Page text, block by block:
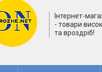
Інтернет-
- товари
та вроздріб!